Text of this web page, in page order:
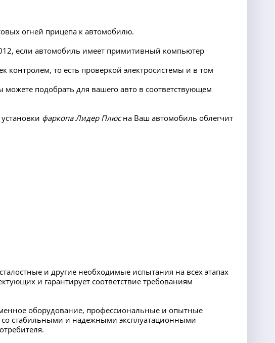
огней прицепа к автомобилю.
если автомобиль имеет примитивный компьютер
то есть проверкой электросистемы и в том
можете подобрать для вашего авто в соответствующем
фаркопа Лидер Плюсна Ваш автомобиль облегчит
и другие необходимые испытания на всех этапах
и гарантирует соответствие требованиям
оборудование, профессиональные и опытные
со стабильными и надежными эксплуатационными